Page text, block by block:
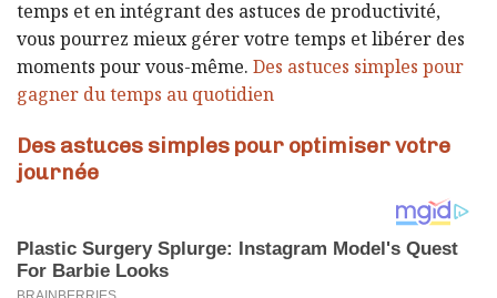
temps et en intégrant des astuces de productivité,
vous pourrez mieux gérer votre temps et libérer des
moments pour vous-même. Des astuces simples pour
gagner du temps au quotidien
Des astuces simples pour optimiser votre
journée